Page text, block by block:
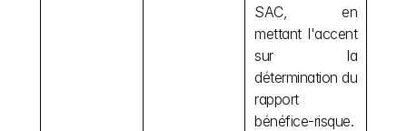
SAC, en
mettant l'accent
sur la
détermination du
rapport
bénéfice-risque.